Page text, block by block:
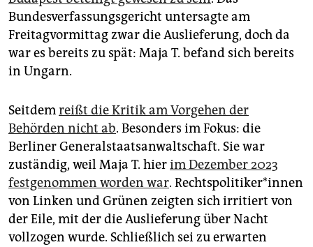
Bundesverfassungsgericht untersagte am
Freitagvormittag zwar die Auslieferung, doch da
war es bereits zu spät: Maja T. befand sich bereits
in Ungarn.
Seitdemreißt die Kritik am Vorgehen der
Behörden nicht ab. Besonders im Fokus: die
Berliner Generalstaatsanwaltschaft. Sie war
zuständig, weil Maja T. hierim Dezember 2023
festgenommen worden war. Rechts­po­li­ti­ke­r*in­nen
von Linken und Grünen zeigten sich irritiert von
der Eile, mit der die Auslieferung über Nacht
vollzogen wurde. Schließlich sei zu erwarten